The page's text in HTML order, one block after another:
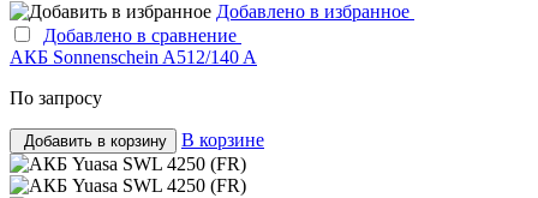
Добавлено в избранное
Добавлено в сравнение
АКБ Sonnenschein A512/140 A
По запросу
Добавить в корзину В корзине